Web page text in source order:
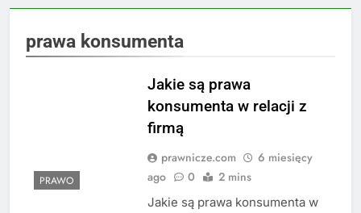
prawa konsumenta
PRAWO
Jakie są prawa
konsumenta w relacji z
firmą
prawnicze.com
6 miesięcy
ago
0 2 mins
Jakie są prawa konsumenta w